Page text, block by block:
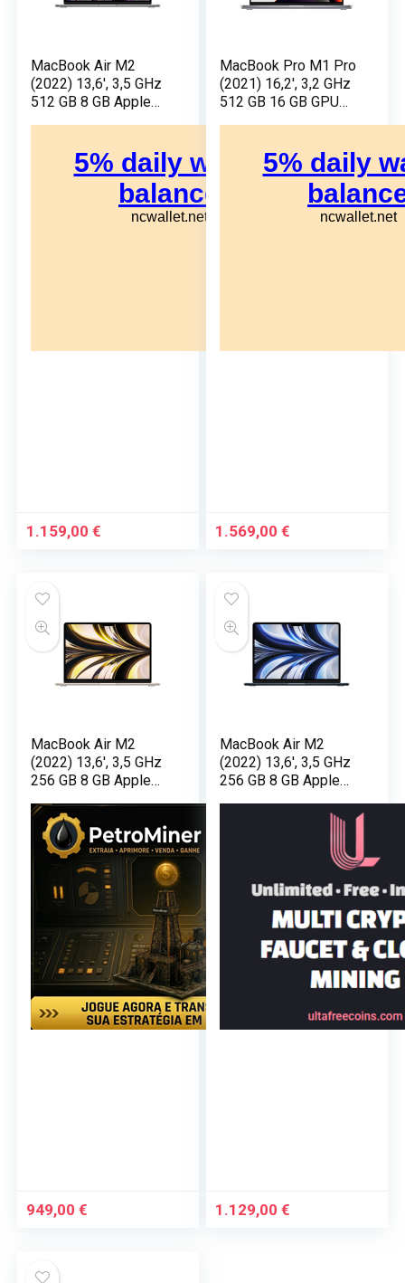
MacBook Air M2
(2022) 13,6′, 3,5 GHz
512 GB 8 GB Apple
Ricondizionato –
Buono stato
1.159,00€
MacBook Pro M1 Pro
(2021) 16,2′, 3,2 GHz
512 GB 16 GB GPU
Ricondizionato –
Ottime condizioni
1.569,00€
MacBook Air M2
(2022) 13,6′, 3,5 GHz
256 GB 8 GB Apple
AZERTY –
Ricondizionato –
Condizioni eccellenti
949,00€
MacBook Air M2
(2022) 13,6′, 3,5 GHz
256 GB 8 GB Apple
1.129,00€